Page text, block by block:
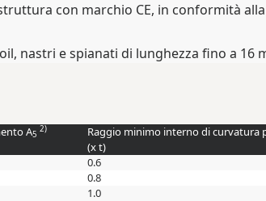
con marchio CE, in conformità alla
nastri e spianati di lunghezza fino a 16
A5
2)
Raggio minimo interno di curvatura
(x t)
0.6
0.8
1.0